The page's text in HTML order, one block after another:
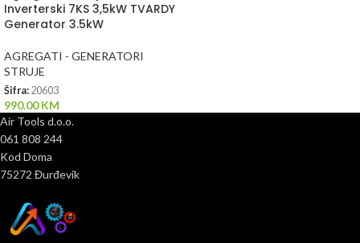
Inverterski 7KS 3,5kW TVARDY
Generator 3.5kW
AGREGATI - GENERATORI
STRUJE
Šifra: 20603
990.00KM
Air Tools d.o.o.
061 808 244
Kod Doma
75272 Đurđevik